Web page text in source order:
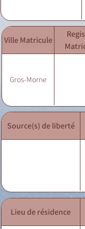
Ville Matricule
Gros-Morne
Source(s) de liberté
Lieu de résidence